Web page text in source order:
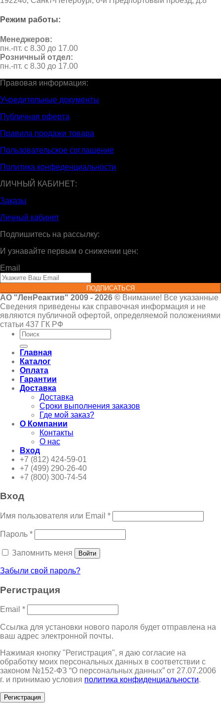
Режим работы:
Менеджеров:
пн.-пт. с 8.30 до 17.00
Розничный отдел:
пн.-пт. с 8.30 до 17.00
Правовая информация:
Учредительные документы
Публичная оферта
Правила продажи товара
Пользовательское соглашение
Политика конфеденциальности
ЛИЧНЫЙ КАБИНЕТ:
Заказы
Личный кабинет
Подпишитесь на рассылку:
И узнавайте первым о снижении цен:
Email
ПОДПИСАТЬСЯ
АО "ЛенРеактив" 2009 - 2026 © Внимание! Все указанные
Сведения приведены как справочная информация и не
являются публичной офертой, определяемой положениями
статьи 437 ГК РФ
Искать:
Главная
Каталог
Оплата
Гарантии
Доставка
Доставка
Сроки выполнения заказов
Где мой заказ?
О Компании
Контакты
О нас
Вход
+7 (812) 424-59-01
+7 (499) 290-26-40
+7 (800) 300-74-54
Вход
Имя пользователя или Email *
Пароль *
Запомнить меня Войти
Забыли свой пароль?
Регистрация
Email *
Ссылка для установки нового пароля будет отправлена ​​на
ваш адрес электронной почты.
Нажимая кнопку "Регистрация", я даю согласие на
обработку моих персональных данных в соответствии с
законом №152-ФЗ “О персональных данных” от 27.07.2006
г. и принимаю условия политика конфиденциальности.
Регистрация